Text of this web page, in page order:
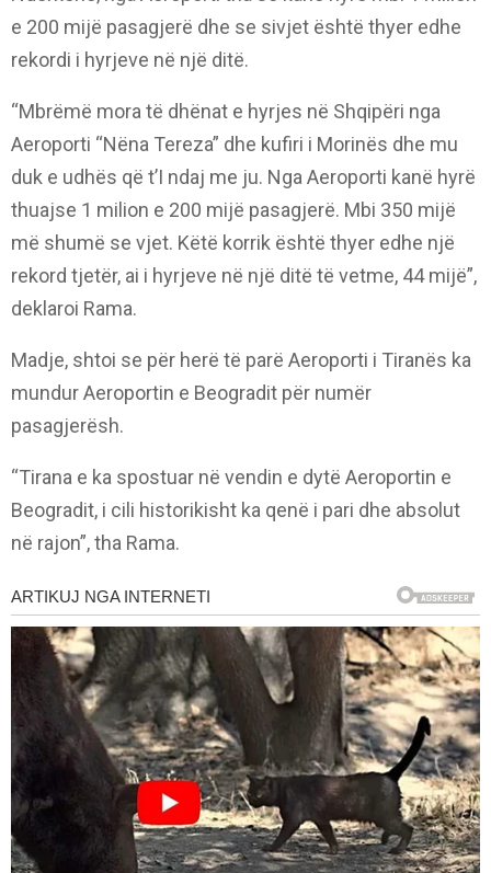
e 200 mijë pasagjerë dhe se sivjet është thyer edhe
rekordi i hyrjeve në një ditë.
“Mbrëmë mora të dhënat e hyrjes në Shqipëri nga
Aeroporti “Nëna Tereza” dhe kufiri i Morinës dhe mu
duk e udhës që t’I ndaj me ju. Nga Aeroporti kanë hyrë
thuajse 1 milion e 200 mijë pasagjerë. Mbi 350 mijë
më shumë se vjet. Këtë korrik është thyer edhe një
rekord tjetër, ai i hyrjeve në një ditë të vetme, 44 mijë”,
deklaroi Rama.
Madje, shtoi se për herë të parë Aeroporti i Tiranës ka
mundur Aeroportin e Beogradit për numër
pasagjerësh.
“Tirana e ka spostuar në vendin e dytë Aeroportin e
Beogradit, i cili historikisht ka qenë i pari dhe absolut
në rajon”, tha Rama.